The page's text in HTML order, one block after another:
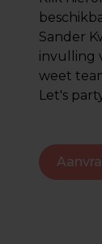
Sander
invulling
weet
Let's